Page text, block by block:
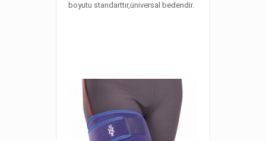
boyutu standarttır,üniversal bedendir.